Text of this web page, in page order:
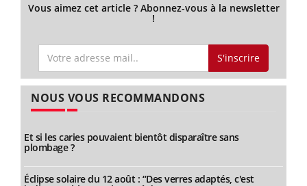
Vous aimez cet article ? Abonnez-vous à la newsletter
!
S'inscrire
NOUS VOUS RECOMMANDONS
Et si les caries pouvaient bientôt disparaître sans
plombage ?
Éclipse solaire du 12 août : “Des verres adaptés, c'est